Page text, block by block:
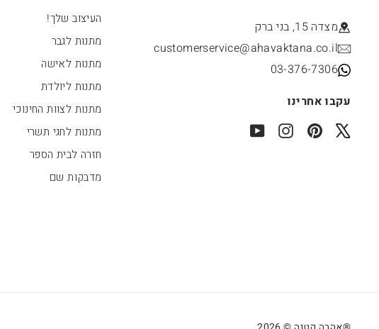
מצדה 15, בני ברק
customerservice@ahavaktana.co.il
03-376-7306
עקבו אחרינו
X
Pinterest
Instagram
YouTube
העיצוב שלך!
מתנות לגבר
מתנות לאישה
מתנות ליולדת
מתנות לצוות החינוכי
מתנות לחגי תשרי
חזרה לבית הספר
מדבקות שם